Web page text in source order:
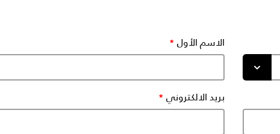
الاسم الأول
بريد الالكتروني